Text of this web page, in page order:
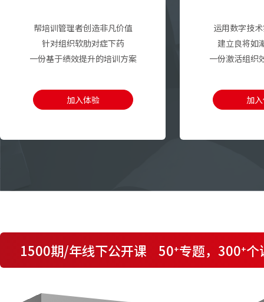
帮培训管理者创造非凡价值
针对组织软肋对症下药
一份基于绩效提升的培训方案
加入体验
运用数字技
建立良将如
一份激活组织
加
1500期/年线下公开课 50+专题，300+